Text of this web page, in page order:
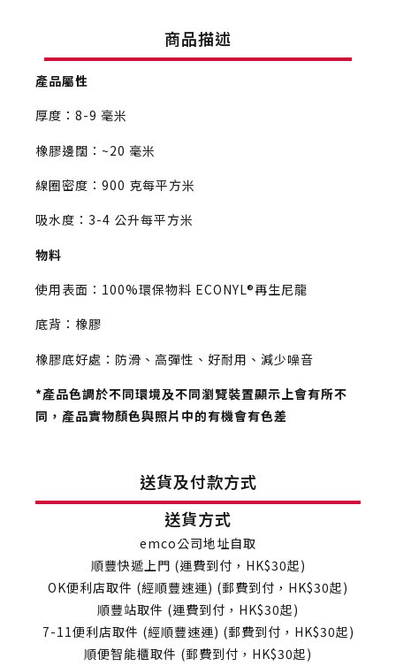
商品描述
產品屬性
厚度：8-9 毫米
橡膠邊闊：~20 毫米
線圈密度：900 克每平方米
吸水度：3-4 公升每平方米
物料
使用表面：100%環保物料 ECONYL®再生尼龍
底背：橡膠
橡膠底好處：防滑、高彈性、好耐用、減少噪音
*產品色調於不同環境及不同瀏覽裝置顯示上會有所不
同，產品實物顏色與照片中的有機會有色差
送貨及付款方式
送貨方式
emco公司地址自取
順豐快遞上門 (運費到付，HK$30起)
OK便利店取件 (經順豐速運) (郵費到付，HK$30起)
順豐站取件 (運費到付，HK$30起)
7-11便利店取件 (經順豐速運) (郵費到付，HK$30起)
順便智能櫃取件 (郵費到付，HK$30起)